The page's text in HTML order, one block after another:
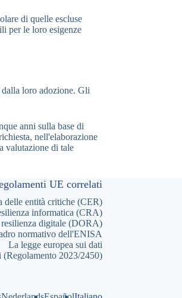
di quelle escluse
per le loro esigenze
loro adozione. Gli
anni sulla base di
nell'elaborazione
valutazione di tale
UE correlati
delle entità critiche (CER)
informatica (CRA)
digitale (DORA)
normativo dell'ENISA
La legge europea sui dati
(Regolamento 2023/2450)